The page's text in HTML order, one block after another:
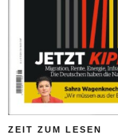
ZEIT ZUM LESEN